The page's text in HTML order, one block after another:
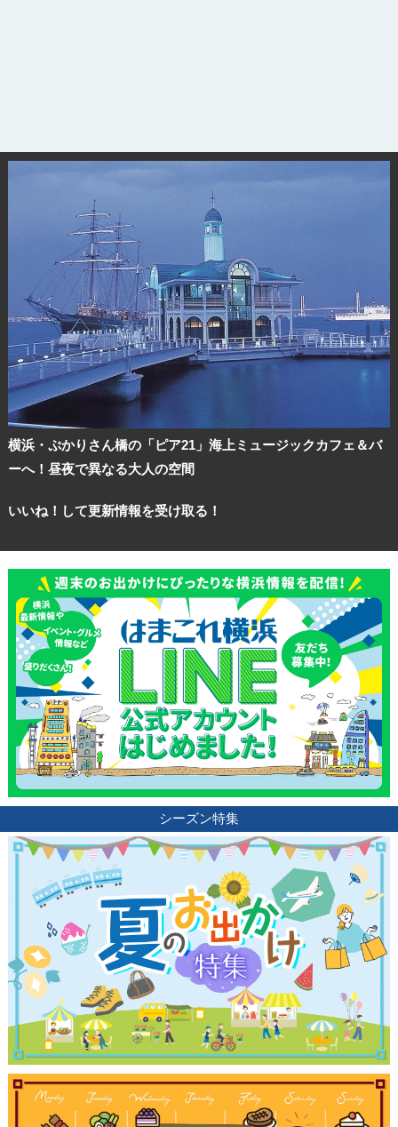
横浜・ぷかりさん橋の「ピア21」海上ミュージックカフェ＆バ
ーへ！昼夜で異なる大人の空間
いいね！して更新情報を受け取る！
シーズン特集
観光ガイド
ランキング